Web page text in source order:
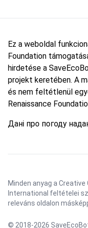
Ez a weboldal
Foundation
hirdetése a
projekt keretében. A
és nem feltétlenül
Renaissance
Дані про погоду
Minden anyag a
International feltételei
releváns oldalon
© 2018-2026